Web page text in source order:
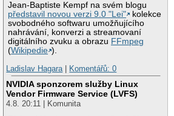
Jean-Baptiste Kempf na svém blogu
představil novou verzi 9.0 "Lei"
kolekce
svobodného softwaru umožňujícího
nahrávání, konverzi a streamovaní
digitálního zvuku a obrazu FFmpeg
(Wikipedie ).
Ladislav Hagara
Komentářů: 0
NVIDIA sponzorem služby Linux
Vendor Firmware Service (LVFS)
4.8. 20:11 | Komunita